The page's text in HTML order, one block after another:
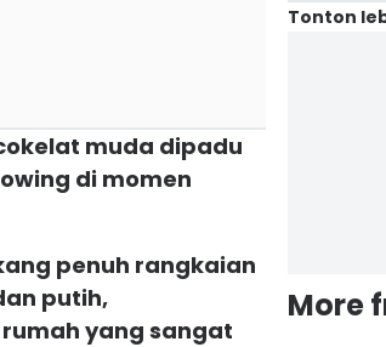
muda dipadu
di momen
penuh rangkaian
putih,
yang sangat
Tonton
More